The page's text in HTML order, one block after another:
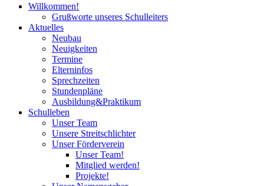
Willkommen!
Grußworte unseres Schulleiters
Aktuelles
Neubau
Neuigkeiten
Termine
Elterninfos
Sprechzeiten
Stundenpläne
Ausbildung&Praktikum
Schulleben
Unser Team
Unsere Streitschlichter
Unser Förderverein
Unser Team!
Mitglied werden!
Projekte!